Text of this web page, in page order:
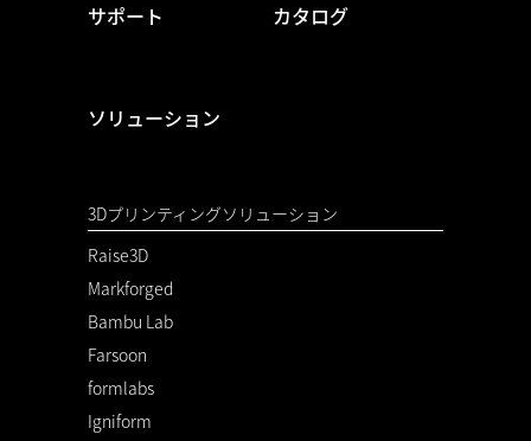
サポート カタログ
ソリューション
3Dプリンティングソリューション
Raise3D
Markforged
Bambu Lab
Farsoon
formlabs
Igniform